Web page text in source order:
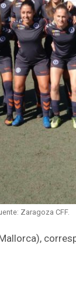
Zaragoza CFF.